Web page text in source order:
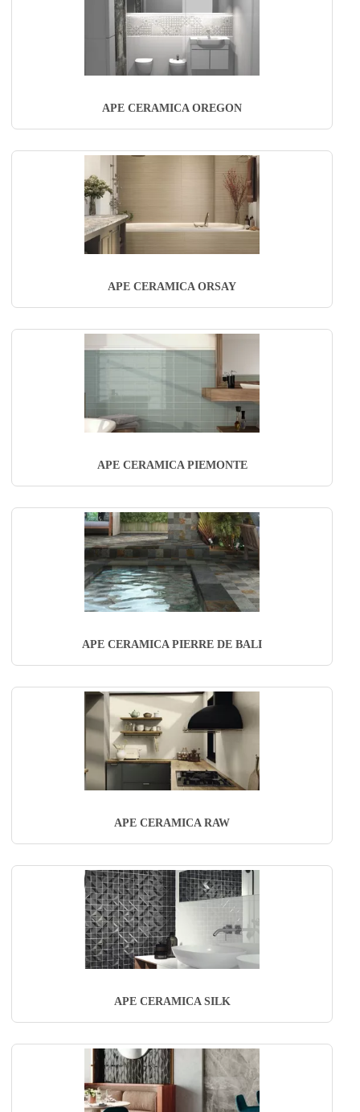
APE CERAMICA OREGON
APE CERAMICA ORSAY
APE CERAMICA PIEMONTE
APE CERAMICA PIERRE DE BALI
APE CERAMICA RAW
APE CERAMICA SILK